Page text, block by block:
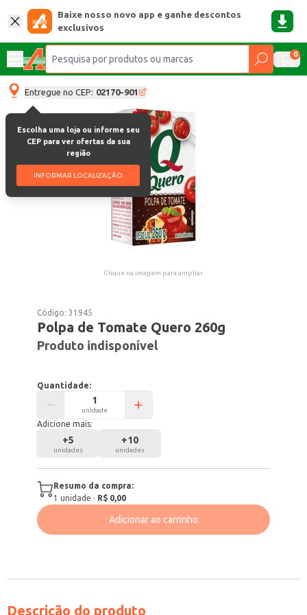
Baixe nosso novo app e ganhe descontos
exclusivos
0
Entregue no CEP: 02170-901
Escolha uma loja ou informe seu
CEP para ver ofertas da sua
região
INFORMAR LOCALIZAÇÃO
Clique na imagem para ampliar.
Código:31945
Polpa de Tomate Quero 260g
Produto indisponível
Quantidade:
unidade
Adicione mais:
+5
unidades
+10
unidades
Resumo da compra:
1 unidade · R$ 0,00
Adicionar ao carrinho
Descrição do produto